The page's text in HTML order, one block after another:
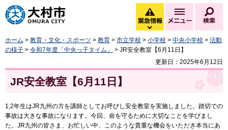
大村市
緊急情報
緊急情報を開く
メニュー
ホーム > 教育・文化・スポーツ > 教育 > 市立学校 > 小学校 > 中央小学校 > 活動
の様子 > 令和7年度「中央っ子タイム」
> JR安全教室【6月11日】
更新日：2025年6月12日
JR安全教室【6月11日】
1,2年生はJR九州の方を講師としてお呼びし安全教室を実施しました。踏切での
事故は大きな事故になります。今回、命を守るために大切なことを学びまし
た。JR九州の皆さま、お忙しい中、このような貴重な機会をいただき本当にあ